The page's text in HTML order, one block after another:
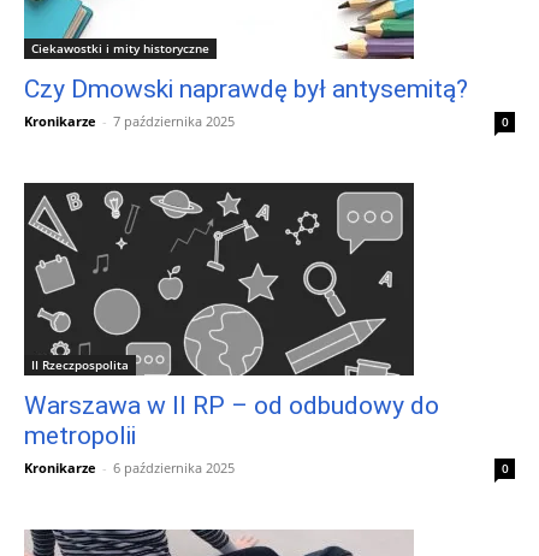
Ciekawostki i mity historyczne
Czy Dmowski naprawdę był antysemitą?
Kronikarze - 7 października 2025 0
II Rzeczpospolita
Warszawa w II RP – od odbudowy do
metropolii
Kronikarze - 6 października 2025 0